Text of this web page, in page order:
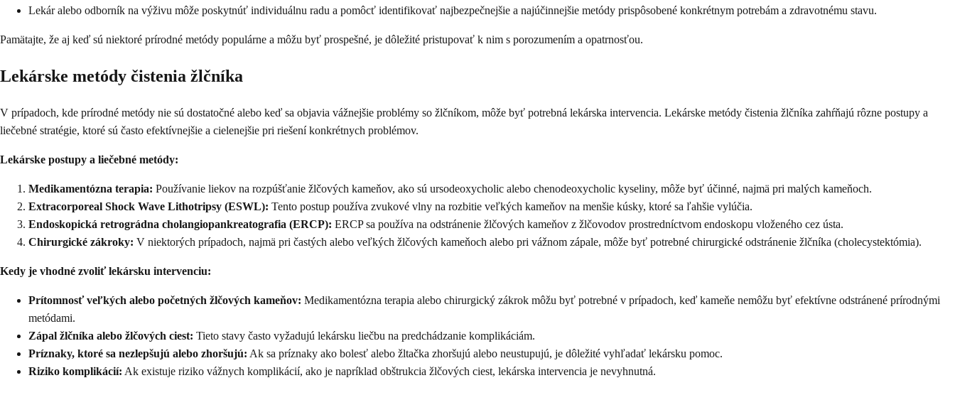
Lekár alebo odborník na výživu môže poskytnúť individuálnu radu a pomôcť identifikovať najbezpečnejšie a najúčinnejšie metódy prispôsobené konkrétnym potrebám a zdravotnému stavu.
Pamätajte, že aj keď sú niektoré prírodné metódy populárne a môžu byť prospešné, je dôležité pristupovať k nim s porozumením a opatrnosťou.
Lekárske metódy čistenia žlčníka
V prípadoch, kde prírodné metódy nie sú dostatočné alebo keď sa objavia vážnejšie problémy so žlčníkom, môže byť potrebná lekárska intervencia. Lekárske metódy čistenia žlčníka zahŕňajú rôzne postupy a
liečebné stratégie, ktoré sú často efektívnejšie a cielenejšie pri riešení konkrétnych problémov.
Lekárske postupy a liečebné metódy:
Medikamentózna terapia: Používanie liekov na rozpúšťanie žlčových kameňov, ako sú ursodeoxycholic alebo chenodeoxycholic kyseliny, môže byť účinné, najmä pri malých kameňoch.
Extracorporeal Shock Wave Lithotripsy (ESWL): Tento postup používa zvukové vlny na rozbitie veľkých kameňov na menšie kúsky, ktoré sa ľahšie vylúčia.
Endoskopická retrográdna cholangiopankreatografia (ERCP): ERCP sa používa na odstránenie žlčových kameňov z žlčovodov prostredníctvom endoskopu vloženého cez ústa.
Chirurgické zákroky: V niektorých prípadoch, najmä pri častých alebo veľkých žlčových kameňoch alebo pri vážnom zápale, môže byť potrebné chirurgické odstránenie žlčníka (cholecystektómia).
Kedy je vhodné zvoliť lekársku intervenciu:
Prítomnosť veľkých alebo početných žlčových kameňov: Medikamentózna terapia alebo chirurgický zákrok môžu byť potrebné v prípadoch, keď kameňe nemôžu byť efektívne odstránené prírodnými
metódami.
Zápal žlčníka alebo žlčových ciest: Tieto stavy často vyžadujú lekársku liečbu na predchádzanie komplikáciám.
Príznaky, ktoré sa nezlepšujú alebo zhoršujú: Ak sa príznaky ako bolesť alebo žltačka zhoršujú alebo neustupujú, je dôležité vyhľadať lekársku pomoc.
Riziko komplikácií: Ak existuje riziko vážnych komplikácií, ako je napríklad obštrukcia žlčových ciest, lekárska intervencia je nevyhnutná.